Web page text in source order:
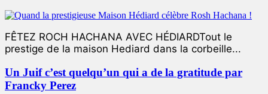
FÊTEZ ROCH HACHANA AVEC HÉDIARDTout le
prestige de la maison Hediard dans la corbeille...
Un Juif c’est quelqu’un qui a de la gratitude par
Francky Perez